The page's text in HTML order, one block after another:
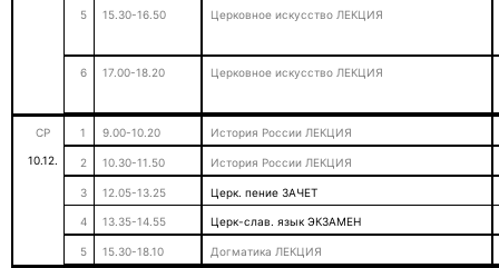
5 15.30-16.50 Церковное искусство ЛЕКЦИЯ
6 17.00-18.20 Церковное искусство ЛЕКЦИЯ
СР
10.12.
1 9.00-10.20 История России ЛЕКЦИЯ
2 10.30-11.50 История России ЛЕКЦИЯ
3 12.05-13.25 Церк. пение ЗАЧЕТ
4 13.35-14.55 Церк-слав. язык ЭКЗАМЕН
5 15.30-18.10 Догматика ЛЕКЦИЯ